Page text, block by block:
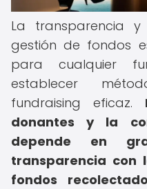
La transparencia
gestión de fondos
para cualquier
establecer
fundraising eficaz.
donantes y la
depende en
transparencia con
fondos